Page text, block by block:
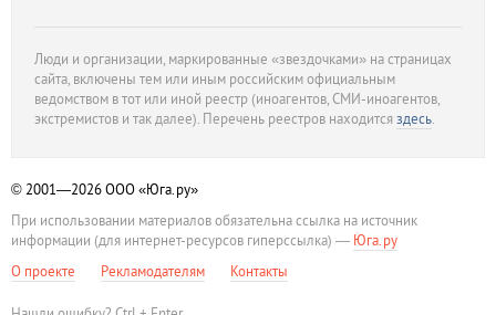
Люди и организации, маркированные «звездочками» на страницах
сайта, включены тем или иным российским официальным
ведомством в тот или иной реестр (иноагентов, СМИ-иноагентов,
экстремистов и так далее). Перечень реестров находитсяздесь.
© 2001—2026ООО «Юга.ру»
При использовании материалов обязательна ссылка на источник
информации (для интернет-ресурсов гиперссылка) — Юга.ру
О проекте
Рекламодателям Контакты